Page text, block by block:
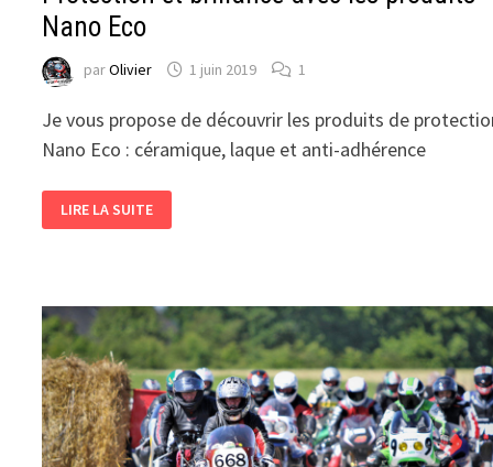
Nano Eco
parOlivier 1 juin 2019 1
Je vous propose de découvrir les produits de
Nano Eco : céramique, laque et anti-adhérence
ET
BRILLANCE
ECO
LIRE LA SUITE